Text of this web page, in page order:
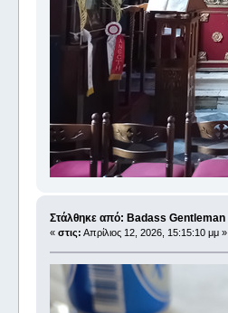
Στάλθηκε από: Badass Gentleman
« στις: Απρίλιος 12, 2026, 15:15:10 μμ »